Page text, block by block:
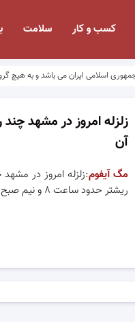
کسب و کار سلامت
اسلامی ایران می باشد و به هیچ
زلزله امروز در مشهد
آن
مگ آیفوم
ریشتر حدود ساعت ۸ و نیم صبح مشهد را لرزاند.